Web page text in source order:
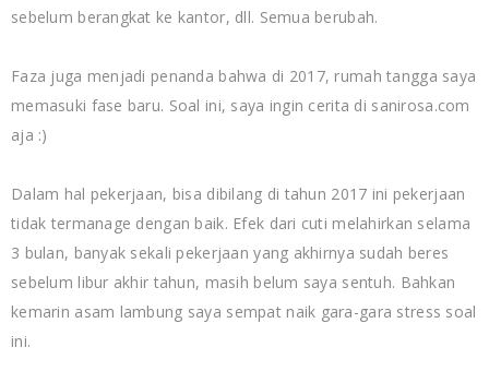
sebelum berangkat ke kantor, dll. Semua berubah.
Faza juga menjadi penanda bahwa di 2017, rumah tangga saya
memasuki fase baru. Soal ini, saya ingin cerita di sanirosa.com
aja :)
Dalam hal pekerjaan, bisa dibilang di tahun 2017 ini pekerjaan
tidak termanage dengan baik. Efek dari cuti melahirkan selama
3 bulan, banyak sekali pekerjaan yang akhirnya sudah beres
sebelum libur akhir tahun, masih belum saya sentuh. Bahkan
kemarin asam lambung saya sempat naik gara-gara stress soal
ini.